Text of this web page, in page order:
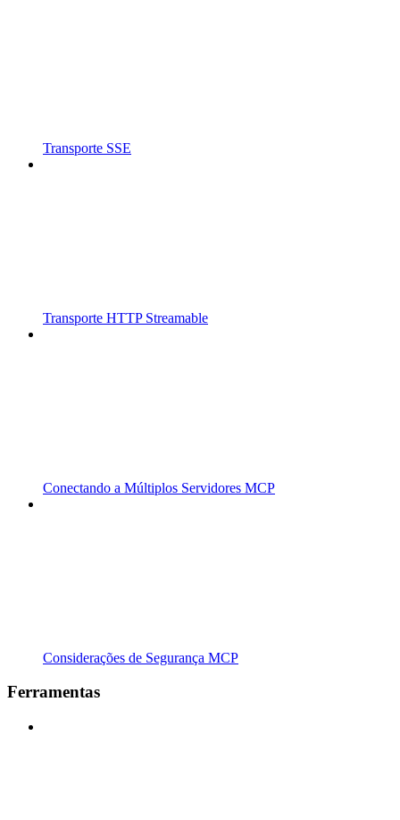
Transporte SSE
Transporte HTTP Streamable
Conectando a Múltiplos Servidores MCP
Considerações de Segurança MCP
Ferramentas